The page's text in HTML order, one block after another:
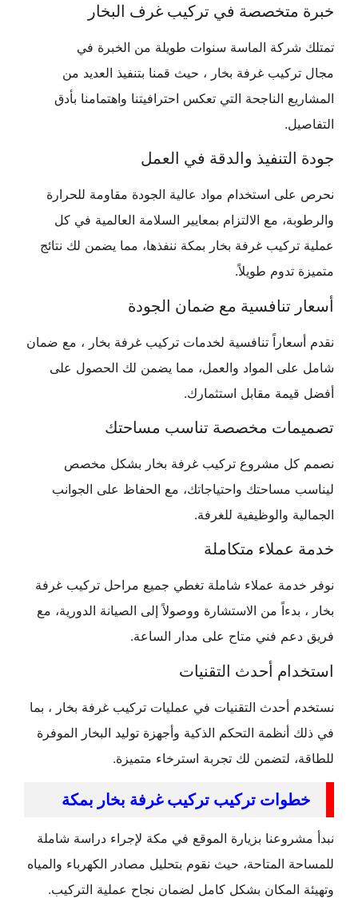
خبرة متخصصة في تركيب غرف البخار
تمتلك شركة الماسة سنوات طويلة من الخبرة في
مجال تركيب غرفة بخار ، حيث قمنا بتنفيذ العديد من
المشاريع الناجحة التي تعكس احترافيتنا واهتمامنا بأدق
التفاصيل.
جودة التنفيذ والدقة في العمل
نحرص على استخدام مواد عالية الجودة مقاومة للحرارة
والرطوبة، مع الالتزام بمعايير السلامة العالمية في كل
عملية تركيب غرفة بخار بمكة ننفذها، مما يضمن لك نتائج
متميزة تدوم طويلاً.
أسعار تنافسية مع ضمان الجودة
نقدم أسعاراً تنافسية لخدمات تركيب غرفة بخار ، مع ضمان
شامل على المواد والعمل، مما يضمن لك الحصول على
أفضل قيمة مقابل استثمارك.
تصميمات مخصصة تناسب مساحتك
نصمم كل مشروع تركيب غرفة بخار بشكل مخصص
ليناسب مساحتك واحتياجاتك، مع الحفاظ على الجوانب
الجمالية والوظيفية للغرفة.
خدمة عملاء متكاملة
نوفر خدمة عملاء شاملة تغطي جميع مراحل تركيب غرفة
بخار ، بدءاً من الاستشارة ووصولاً إلى الصيانة الدورية، مع
فريق دعم فني متاح على مدار الساعة.
استخدام أحدث التقنيات
نستخدم أحدث التقنيات في عمليات تركيب غرفة بخار ، بما
في ذلك أنظمة التحكم الذكية وأجهزة توليد البخار الموفرة
للطاقة، لتضمن لك تجربة استرخاء متميزة.
خطوات تركيب تركيب غرفة بخار بمكة
نبدأ مشروعنا بزيارة الموقع في مكة لإجراء دراسة شاملة
للمساحة المتاحة، حيث نقوم بتحليل مصادر الكهرباء والمياه
وتهيئة المكان بشكل كامل لضمان نجاح عملية التركيب.